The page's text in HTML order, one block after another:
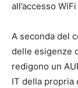
all’accesso
A seconda del
delle esigenze
redigono un
IT della propria